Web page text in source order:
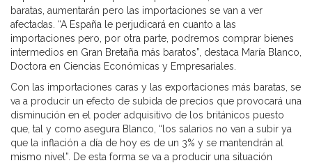
baratas, aumentarán pero las importaciones se van a ver
afectadas. “A España le perjudicará en cuanto a las
importaciones pero, por otra parte, podremos comprar bienes
intermedios en Gran Bretaña más baratos”, destaca María Blanco,
Doctora en Ciencias Económicas y Empresariales.
Con las importaciones caras y las exportaciones más baratas, se
va a producir un efecto de subida de precios que provocará una
disminución en el poder adquisitivo de los británicos puesto
que, tal y como asegura Blanco, “los salarios no van a subir ya
que la inflación a día de hoy es de un 3% y se mantendrán al
mismo nivel”. De esta forma se va a producir una situación